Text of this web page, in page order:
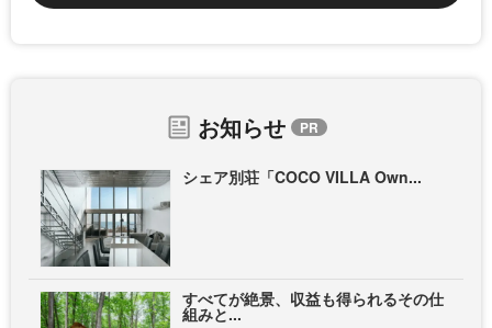
お知らせ
シェア別荘「COCO VILLA Own...
すべてが絶景、収益も得られるその仕
組みと...